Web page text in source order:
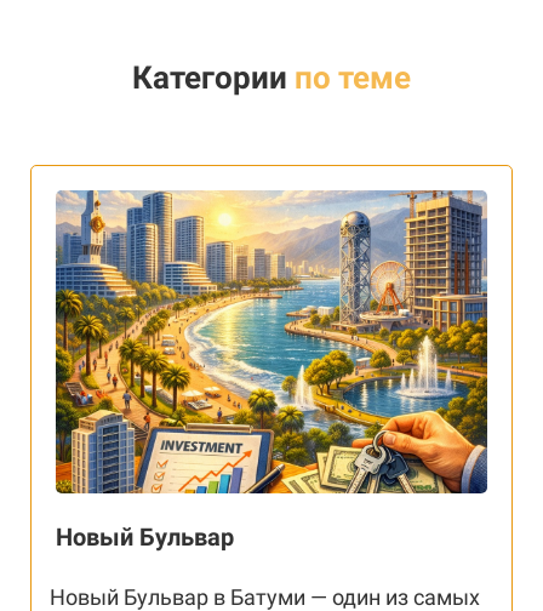
Категории по теме
Новый Бульвар
Новый Бульвар в Батуми — один из самых